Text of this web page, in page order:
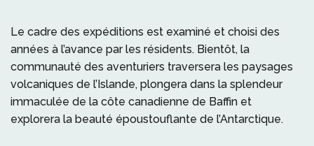
Le cadre des expéditions est examiné et choisi des
années à l’avance par les résidents. Bientôt, la
communauté des aventuriers traversera les paysages
volcaniques de l’Islande, plongera dans la splendeur
immaculée de la côte canadienne de Baffin et
explorera la beauté époustouflante de l’Antarctique.